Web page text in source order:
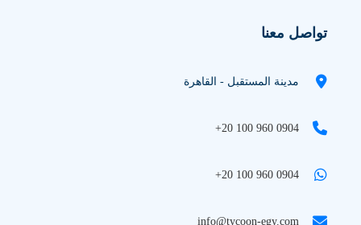
تواصل معنا
مدينة المستقبل - القاهرة
+20 100 960 0904
+20 100 960 0904
info@tycoon-egy.com